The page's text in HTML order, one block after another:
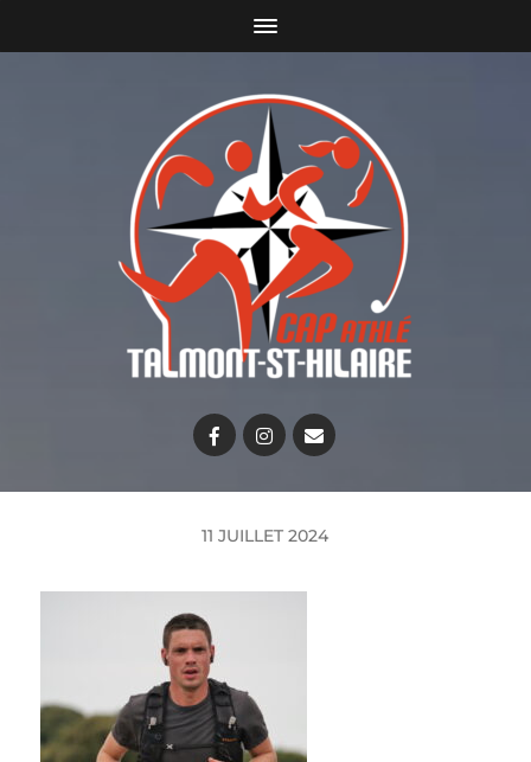
11 JUILLET 2024